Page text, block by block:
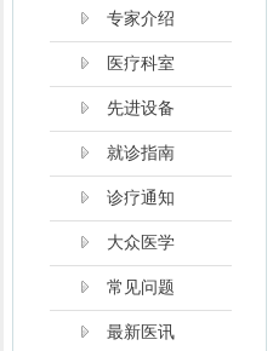
最新医讯：凉山各医院2年跑出
专家介绍
医疗科室
先进设备
就诊指南
诊疗通知
大众医学
常见问题
最新医讯